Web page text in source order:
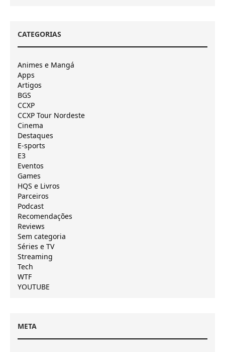
CATEGORIAS
Animes e Mangá
Apps
Artigos
BGS
CCXP
CCXP Tour Nordeste
Cinema
Destaques
E-sports
E3
Eventos
Games
HQS e Livros
Parceiros
Podcast
Recomendações
Reviews
Sem categoria
Séries e TV
Streaming
Tech
WTF
YOUTUBE
META